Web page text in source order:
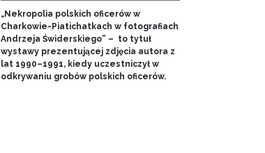
„Nekropolia polskich oficerów w
Charkowie-Piatichatkach w fotografiach
Andrzeja Świderskiego” – to tytuł
wystawy prezentującej zdjęcia autora z
lat 1990–1991, kiedy uczestniczył w
odkrywaniu grobów polskich oficerów.